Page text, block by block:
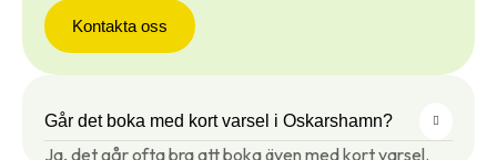
Kontakta oss
Går det boka med kort varsel i Oskarshamn?
Ja, det går ofta bra att boka även med kort varsel.